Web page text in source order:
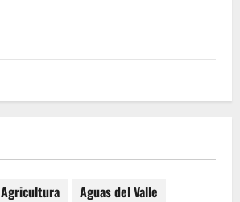
Agricultura
Aguas del Valle